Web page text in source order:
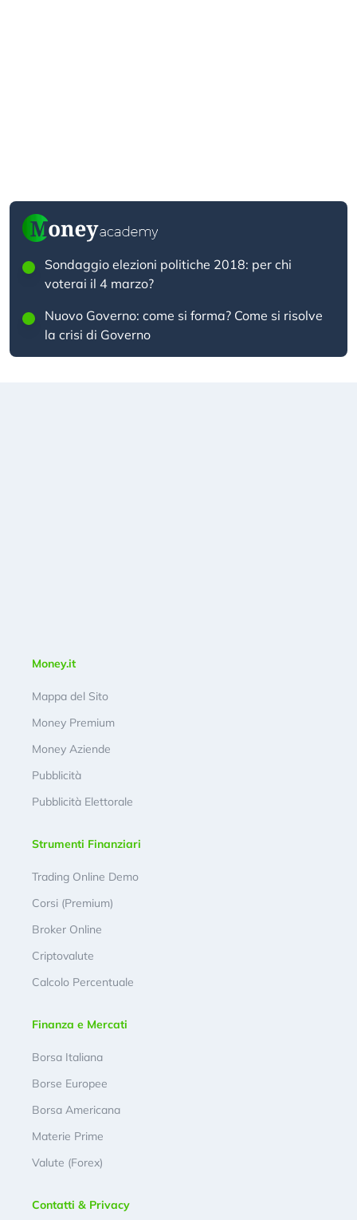
Sondaggio elezioni politiche 2018: per chi
voterai il 4 marzo?
Nuovo Governo: come si forma? Come si risolve
la crisi di Governo
Money.it
Mappa del Sito
Money Premium
Money Aziende
Pubblicità
Pubblicità Elettorale
Strumenti Finanziari
Trading Online Demo
Corsi (Premium)
Broker Online
Criptovalute
Calcolo Percentuale
Finanza e Mercati
Borsa Italiana
Borse Europee
Borsa Americana
Materie Prime
Valute (Forex)
Contatti & Privacy